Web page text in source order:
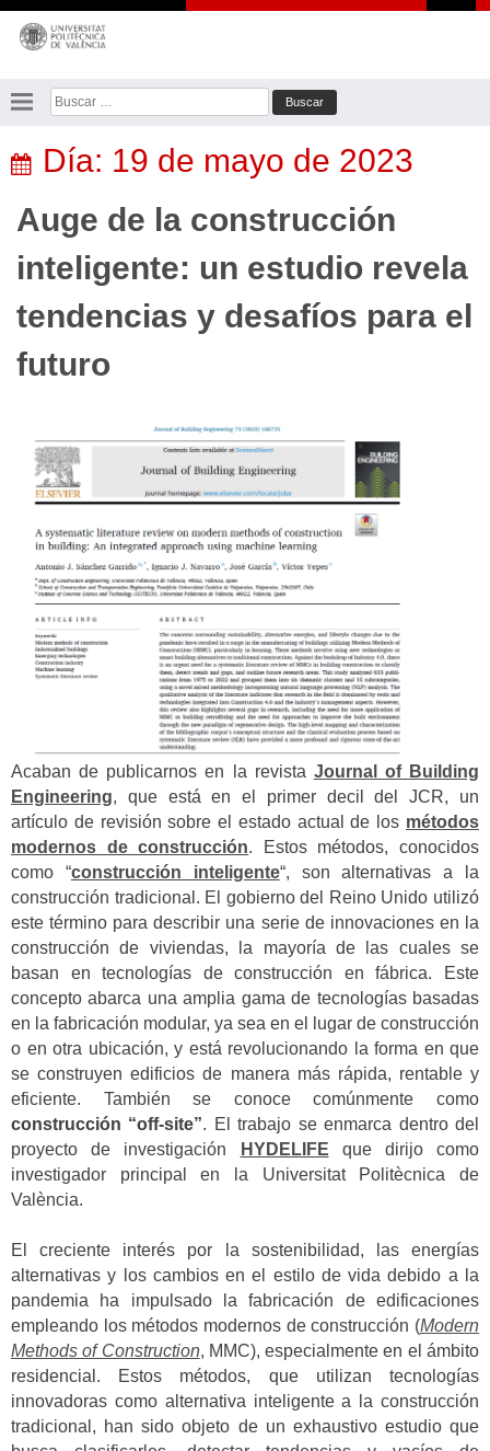
Saltar
contenido
Buscar:
Día: 19 de mayo de 2023
Auge de la construcción
inteligente: un estudio revela
tendencias y desafíos para el
futuro
Acaban de publicarnos en la revista Journal of Building
Engineering, que está en el primer decil del JCR, un
artículo de revisión sobre el estado actual de los métodos
modernos de construcción. Estos métodos, conocidos
como “construcción inteligente“, son alternativas a la
construcción tradicional. El gobierno del Reino Unido utilizó
este término para describir una serie de innovaciones en la
construcción de viviendas, la mayoría de las cuales se
basan en tecnologías de construcción en fábrica. Este
concepto abarca una amplia gama de tecnologías basadas
en la fabricación modular, ya sea en el lugar de construcción
o en otra ubicación, y está revolucionando la forma en que
se construyen edificios de manera más rápida, rentable y
eficiente. También se conoce comúnmente como
construcción “off-site”. El trabajo se enmarca dentro del
proyecto de investigación
HYDELIFE que dirijo como
investigador principal en la Universitat Politècnica de
València.
El creciente interés por la sostenibilidad, las energías
alternativas y los cambios en el estilo de vida debido a la
pandemia ha impulsado la fabricación de edificaciones
empleando los métodos modernos de construcción (Modern
Methods of Construction, MMC), especialmente en el ámbito
residencial. Estos métodos, que utilizan tecnologías
innovadoras como alternativa inteligente a la construcción
tradicional, han sido objeto de un exhaustivo estudio que